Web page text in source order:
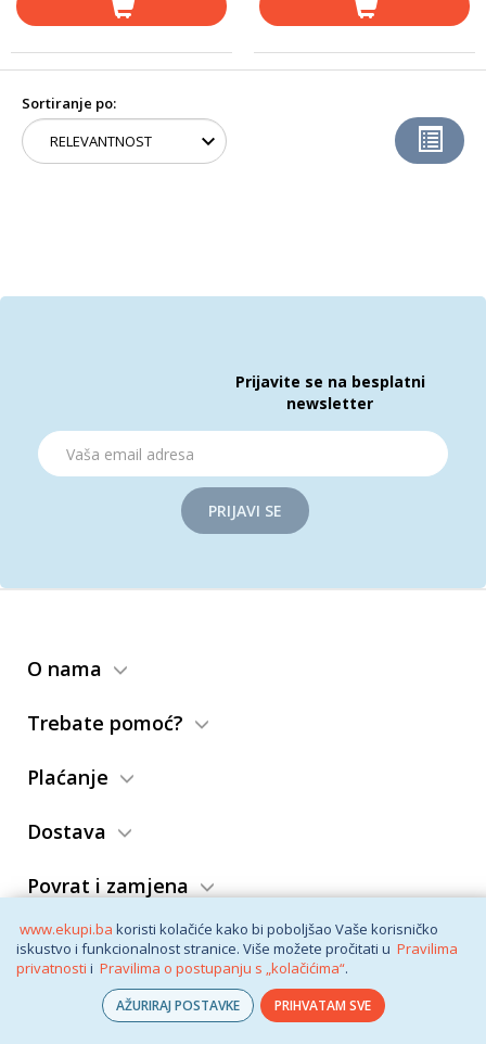
www.ekupi.ba koristi kolačiće kako bi poboljšao Vaše korisničko
iskustvo i funkcionalnost stranice. Više možete pročitati u Pravilima
privatnosti i Pravilima o postupanju s „kolačićima“.
AŽURIRAJ POSTAVKE PRIHVATAM SVE
Sortiranje po:
Prijavite se na besplatni
newsletter
PRIJAVI SE
O nama
Trebate pomoć?
Plaćanje
Dostava
Povrat i zamjena
Opći uslovi
© eKupi2026. Vaša internet trgovina